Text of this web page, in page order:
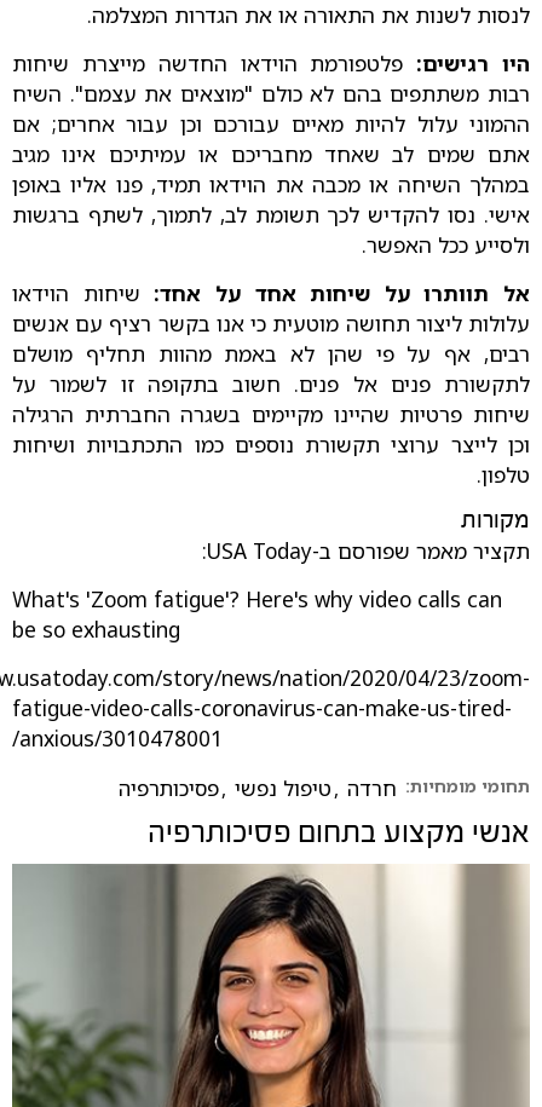
לנסות לשנות את התאורה או את הגדרות המצלמה.
היו רגישים: פלטפורמת הוידאו החדשה מייצרת שיחות
רבות משתתפים בהם לא כולם "מוצאים את עצמם". השיח
ההמוני עלול להיות מאיים עבורכם וכן עבור אחרים; אם
אתם שמים לב שאחד מחבריכם או עמיתיכם אינו מגיב
במהלך השיחה או מכבה את הוידאו תמיד, פנו אליו באופן
אישי. נסו להקדיש לכך תשומת לב, לתמוך, לשתף ברגשות
ולסייע ככל האפשר.
אל תוותרו על שיחות אחד על אחד: שיחות הוידאו
עלולות ליצור תחושה מוטעית כי אנו בקשר רציף עם אנשים
רבים, אף על פי שהן לא באמת מהוות תחליף מושלם
לתקשורת פנים אל פנים. חשוב בתקופה זו לשמור על
שיחות פרטיות שהיינו מקיימים בשגרה החברתית הרגילה
וכן לייצר ערוצי תקשורת נוספים כמו התכתבויות ושיחות
טלפון.
מקורות
תקציר מאמר שפורסם ב-USA Today:
What's 'Zoom fatigue'? Here's why video calls can
be so exhausting
story/news/nation/2020/04/23/zoom-
fatigue-video-calls-coronavirus-can-make-us-tired-
anxious/3010478001/
תחומי מומחיות: חרדה ,טיפול נפשי ,פסיכותרפיה
אנשי מקצוע בתחום פסיכותרפיה